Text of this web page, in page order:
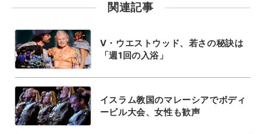
関連記事
V・ウエストウッド、若さの秘訣は
「週1回の入浴」
イスラム教国のマレーシアでボディ
ービル大会、女性も歓声